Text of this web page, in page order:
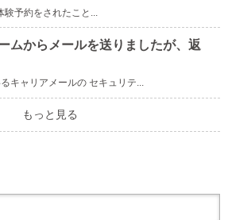
験予約をされたこと...
ムからメールを送りましたが、返
キャリアメールの セキュリテ...
もっと見る